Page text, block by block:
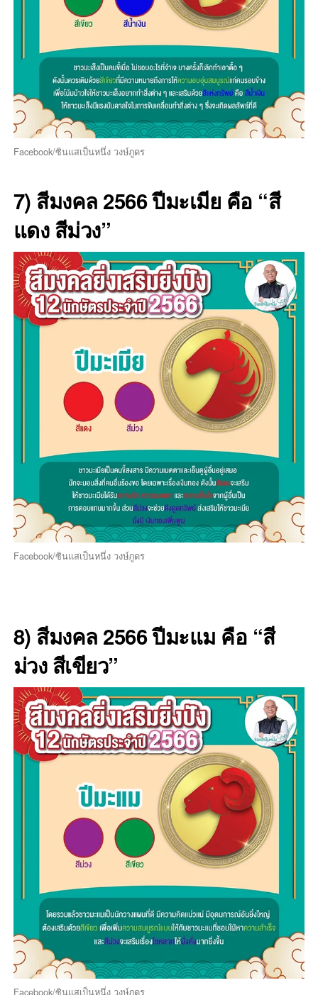
Facebook/ซินแสเป็นหนึ่ง วงษ์ภูดร
7) สีมงคล 2566 ปีมะเมีย คือ “สี
แดง สีม่วง”
Facebook/ซินแสเป็นหนึ่ง วงษ์ภูดร
8) สีมงคล 2566 ปีมะแม คือ “สี
ม่วง สีเขียว”
Facebook/ซินแสเป็นหนึ่ง วงษ์ภูดร